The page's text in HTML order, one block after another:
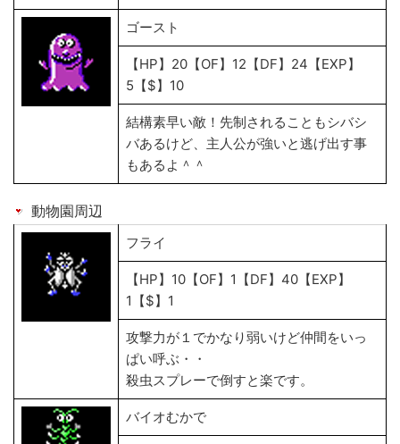
ゴースト
【HP】20【OF】12【DF】24【EXP】
5【$】10
結構素早い敵！先制されることもシバシ
バあるけど、主人公が強いと逃げ出す事
もあるよ＾＾
動物園周辺
フライ
【HP】10【OF】1【DF】40【EXP】
1【$】1
攻撃力が１でかなり弱いけど仲間をいっ
ぱい呼ぶ・・
殺虫スプレーで倒すと楽です。
バイオむかで